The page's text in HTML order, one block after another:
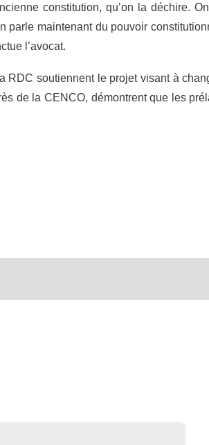
constitution, qu’on la déchire.
parle maintenant du pouvoir
l’avocat.
RDC soutiennent le projet visant à
de la CENCO, démontrent que les